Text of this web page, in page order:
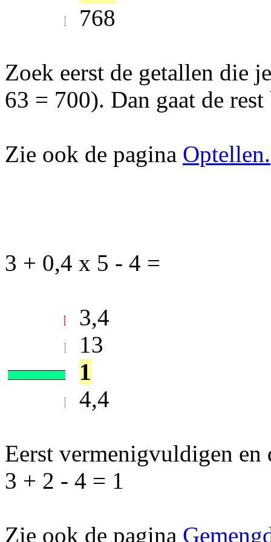
768
Zoek eerst de getallen die
63 = 700). Dan gaat de
Zie ook de pagina Optellen.
3 + 0,4 x 5 - 4 =
3,4
13
1
4,4
Eerst vermenigvuldigen en
3 + 2 - 4 = 1
Zie ook de pagina